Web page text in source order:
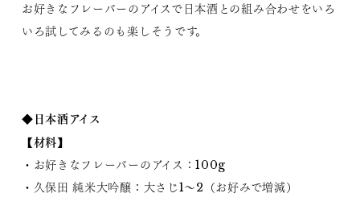
お好きなフレーバーのアイスで日本酒との組み合わせをいろ
いろ試してみるのも楽しそうです。
◆日本酒アイス
【材料】
・お好きなフレーバーのアイス：100g
・久保田 純米大吟醸：大さじ1〜2（お好みで増減）